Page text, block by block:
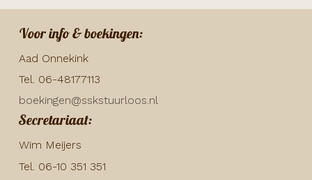
Voor info & boekingen:
Aad Onnekink
Tel. 06-48177113
boekingen@sskstuurloos.nl
Secretariaat:
Wim Meijers
Tel. 06-10 351 351